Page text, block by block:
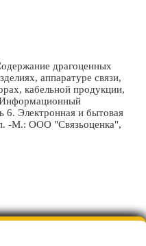
драгоценных
аппаратуре связи,
кабельной продукции,
Информационный
6. Электронная и бытовая
-М.: ООО "Связьоценка",